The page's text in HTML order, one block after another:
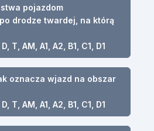
pojazdom
drodze twardej, na którą
T, AM, A1, A2, B1, C1, D1
oznacza wjazd na obszar
T, AM, A1, A2, B1, C1, D1